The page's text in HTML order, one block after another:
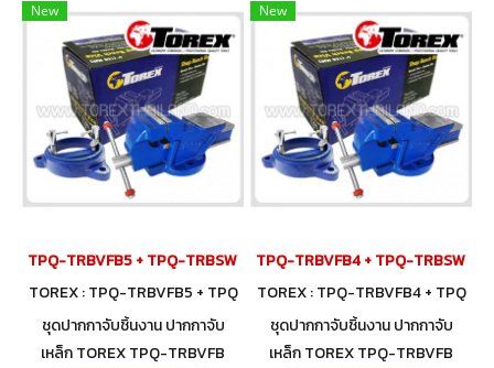
New
TPQ-TRBVFB5 + TPQ-TRBSWV5 ชุดปากกาจับชิ้นงาน 125 มม. (5") พร้
TOREX : TPQ-TRBVFB5 + TPQ
-TRBSWV5
ชุดปากกาจับชิ้นงาน ปากกาจับ
เหล็ก TOREX TPQ-TRBVFB
New
TPQ-TRBVFB4 + TPQ-
TOREX : TPQ-TRBVFB4 + TPQ
-TRBSWV4
ชุดปากกาจับชิ้นงาน ปากกาจับ
เหล็ก TOREX TPQ-TRBVFB